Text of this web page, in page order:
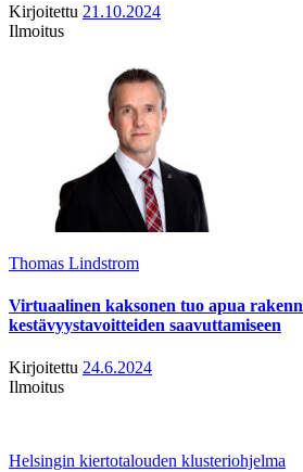
Kirjoitettu 21.10.2024
Ilmoitus
Thomas Lindstrom
Virtuaalinen kaksonen tuo apua
kestävyystavoitteiden saavuttamiseen
Kirjoitettu 24.6.2024
Ilmoitus
Helsingin kiertotalouden klusteriohjelma